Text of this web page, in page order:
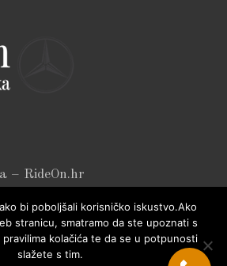
– RideOn.hr
bi poboljšali korisničko iskustvo.Ako
stranicu, smatramo da ste upoznati s
kolačića te da se u potpunosti
slažete s tim.